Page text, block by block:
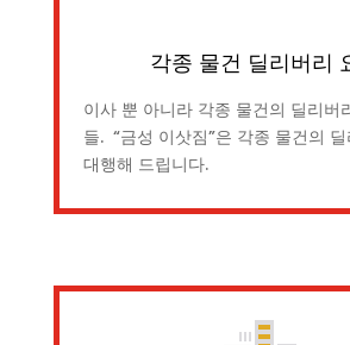
각종 물건 딜리버리
이사 뿐 아니라 각종 물건의 딜리버
들. “금성 이삿짐”은 각종 물건의
대행해 드립니다.